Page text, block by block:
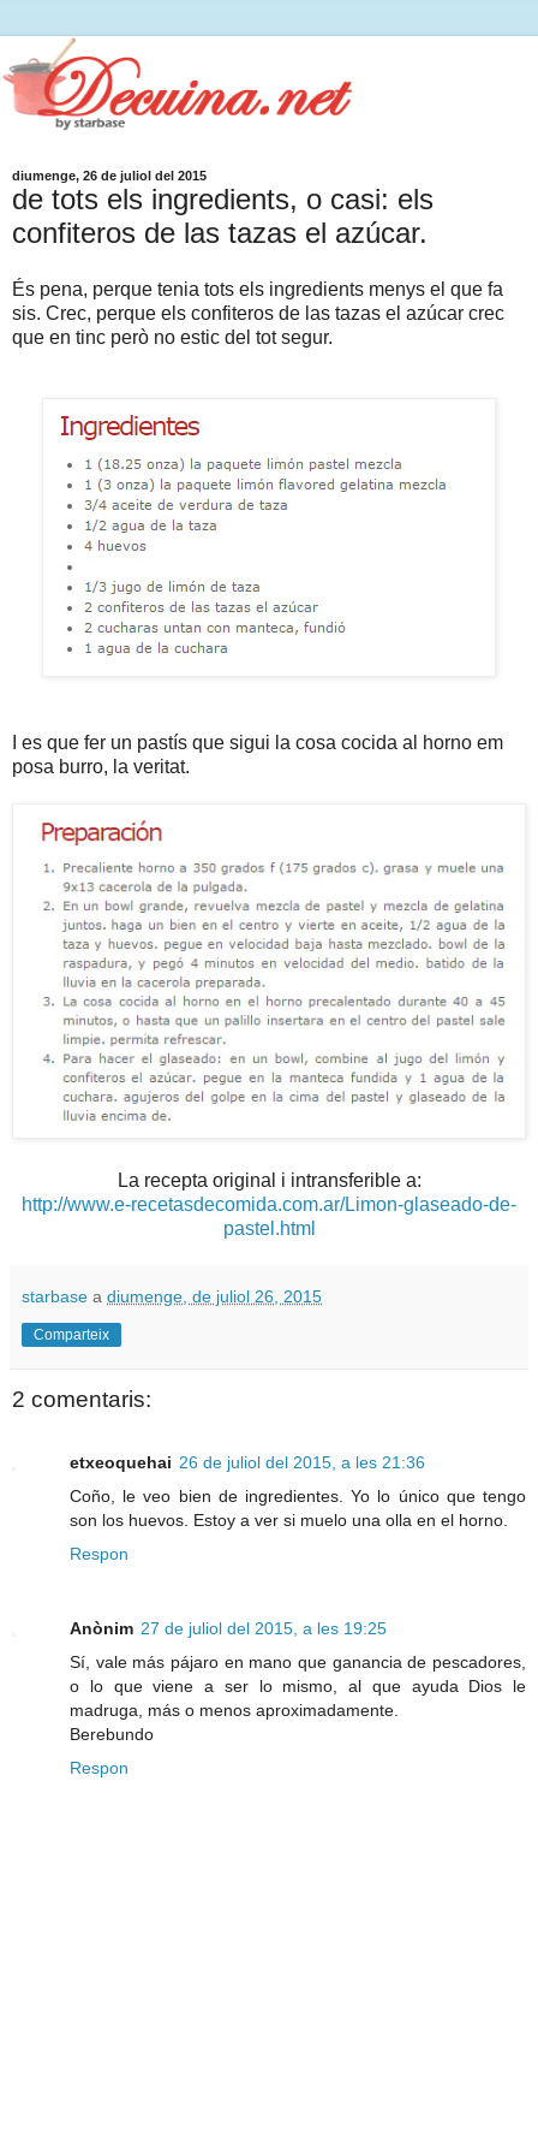
diumenge, 26 de juliol del 2015
de tots els ingredients, o casi: els
confiteros de las tazas el azúcar.
És pena, perque tenia tots els ingredients menys el que fa
sis. Crec, perque els confiteros de las tazas el azúcar crec
que en tinc però no estic del tot segur.
I es que fer un pastís que sigui la cosa cocida al horno em
posa burro, la veritat.
La recepta original i intransferible a:
http://www.e-recetasdecomida.com.ar/Limon-glaseado-de-
pastel.html
starbase a diumenge, de juliol 26, 2015
Comparteix
2 comentaris:
etxeoquehai 26 de juliol del 2015, a les 21:36
Coño, le veo bien de ingredientes. Yo lo único que tengo
son los huevos. Estoy a ver si muelo una olla en el horno.
Respon
Anònim 27 de juliol del 2015, a les 19:25
Sí, vale más pájaro en mano que ganancia de pescadores,
o lo que viene a ser lo mismo, al que ayuda Dios le
madruga, más o menos aproximadamente.
Berebundo
Respon